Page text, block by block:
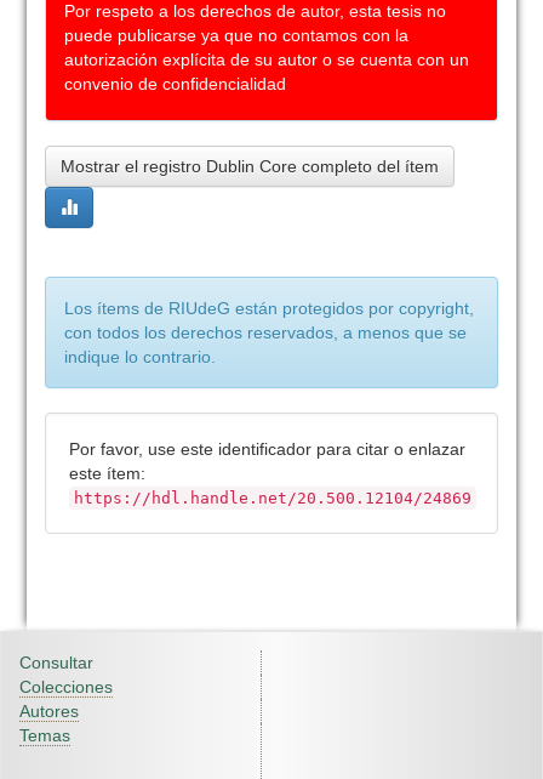
Por respeto a los derechos de autor, esta tesis no
puede publicarse ya que no contamos con la
autorización explícita de su autor o se cuenta con un
convenio de confidencialidad
Mostrar el registro Dublin Core completo del ítem
Los ítems de RIUdeG están protegidos por copyright,
con todos los derechos reservados, a menos que se
indique lo contrario.
Por favor, use este identificador para citar o enlazar
este ítem:
https://hdl.handle.net/20.500.12104/24869
Consultar
Colecciones
Autores
Temas